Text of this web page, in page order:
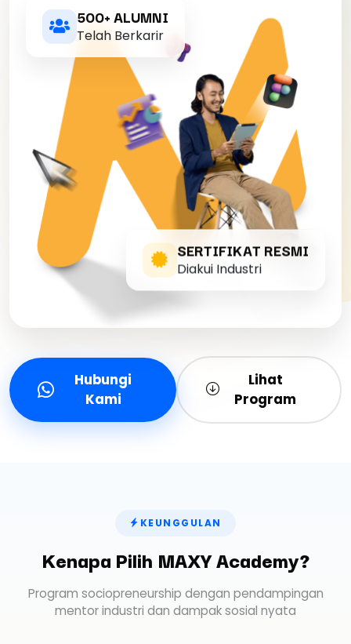
500+ ALUMNI
Telah Berkarir
SERTIFIKAT RESMI
Diakui Industri
Hubungi
Kami
Lihat
Program
KEUNGGULAN
Kenapa Pilih MAXY Academy?
Program sociopreneurship dengan pendampingan
mentor industri dan dampak sosial nyata